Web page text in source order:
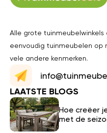
Alle grote tuinmeubelwinkels
eenvoudig tuinmeubelen op
vele andere kenmerken.
LAATSTE BLOGS
Hoe creëer
met de